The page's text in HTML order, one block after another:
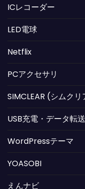
ICレコーダー
LED電球
Netflix
PCアクセサリ
SIMCLEAR (シムクリ
USB充電・データ転
WordPressテーマ
YOASOBI
えんナビ